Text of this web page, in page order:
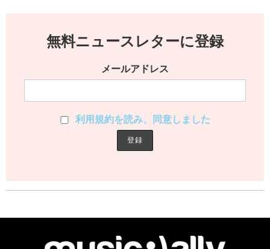
無料ニュースレターに登録
メールアドレス
利用規約を読み、同意しました